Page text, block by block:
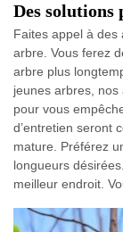
Des solutions
Faites appel à des
arbre. Vous ferez
arbre plus
jeunes arbres,
pour vous
d’entretien seront
mature. Préférez
longueurs
meilleur endroit.